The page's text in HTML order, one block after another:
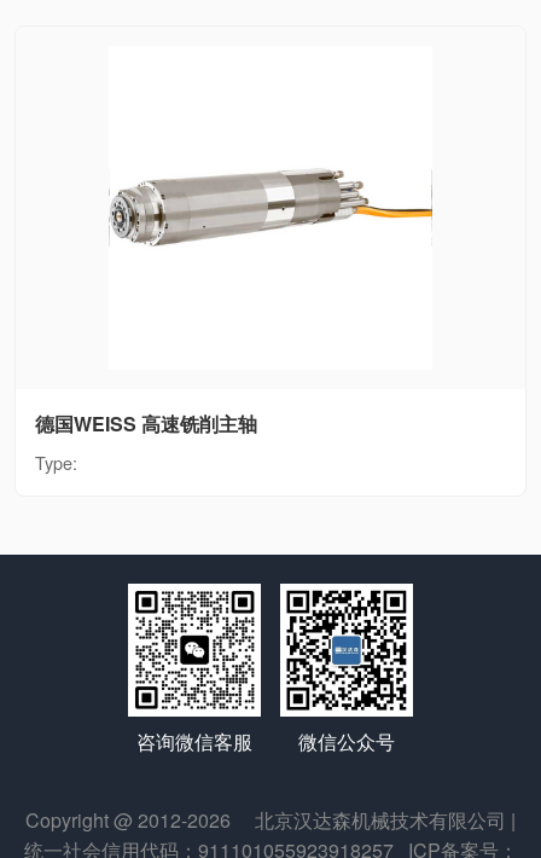
德国WEISS 高速铣削主轴
Type:
咨询微信客服 微信公众号
Copyright @ 2012-2026 北京汉达森机械技术有限公司 |
统一社会信用代码：911101055923918257 ICP备案号：